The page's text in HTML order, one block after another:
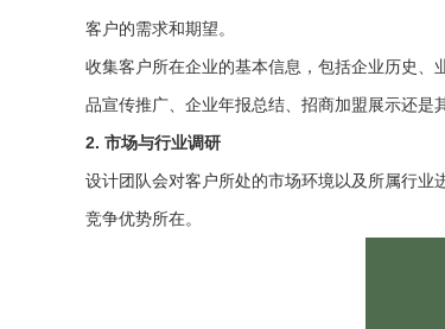
客户的需求和期望。
收集客户所在企业的基本信息，包括企业历史
品宣传推广、企业年报总结、招商加盟展示还是
2. 市场与行业调研
设计团队会对客户所处的市场环境以及所属行
竞争优势所在。